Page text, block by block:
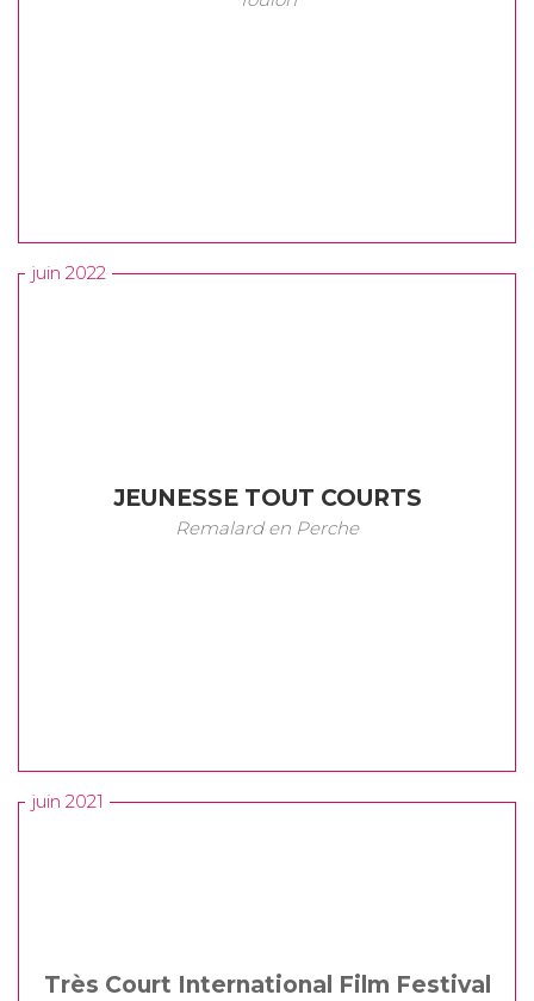
juin 2022
JEUNESSE TOUT COURTS
Remalard en Perche
juin 2021
Très Court International Film Festival